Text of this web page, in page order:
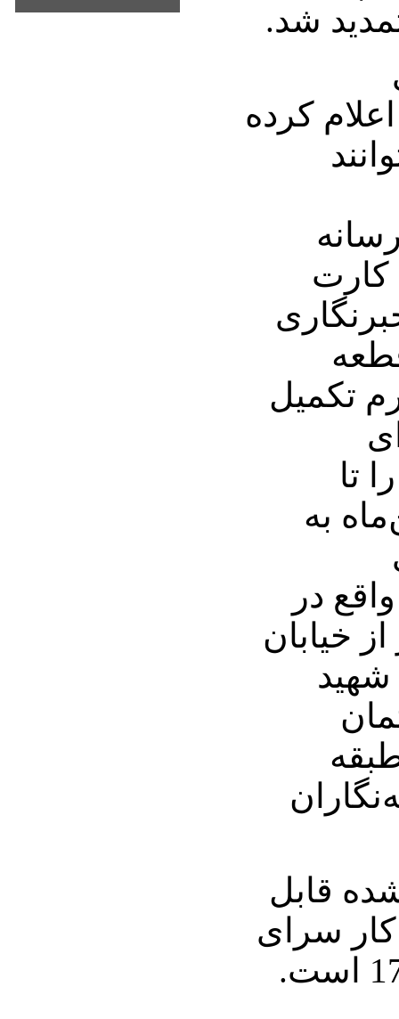
کرده
فرم تکمیل
تا
30 بهمن‌ماه به
در
از خیابان
شهید
ساختمان
شده قابل
سرای